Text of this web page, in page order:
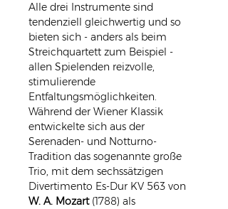
Alle drei Instrumente sind
tendenziell gleichwertig und so
bieten sich - anders als beim
Streichquartett zum Beispiel -
allen Spielenden reizvolle,
stimulierende
Entfaltungsmöglichkeiten.
Während der Wiener Klassik
entwickelte sich aus der
Serenaden- und Notturno-
Tradition das sogenannte große
Trio, mit dem sechssätzigen
Divertimento Es-Dur KV 563 von
W. A. Mozart (1788) als